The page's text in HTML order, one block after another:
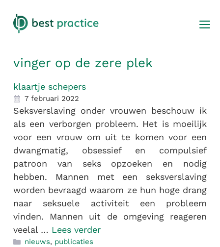
inhoud
vinger op de zere plek
klaartje schepers
7 februari 2022
Seksverslaving onder vrouwen beschouw ik
als een verborgen probleem. Het is moeilijk
voor een vrouw om uit te komen voor een
dwangmatig, obsessief en compulsief
patroon van seks opzoeken en nodig
hebben. Mannen met een seksverslaving
worden bevraagd waarom ze hun hoge drang
naar seksuele activiteit een probleem
vinden. Mannen uit de omgeving reageren
veelal … Lees verder
nieuws, publicaties